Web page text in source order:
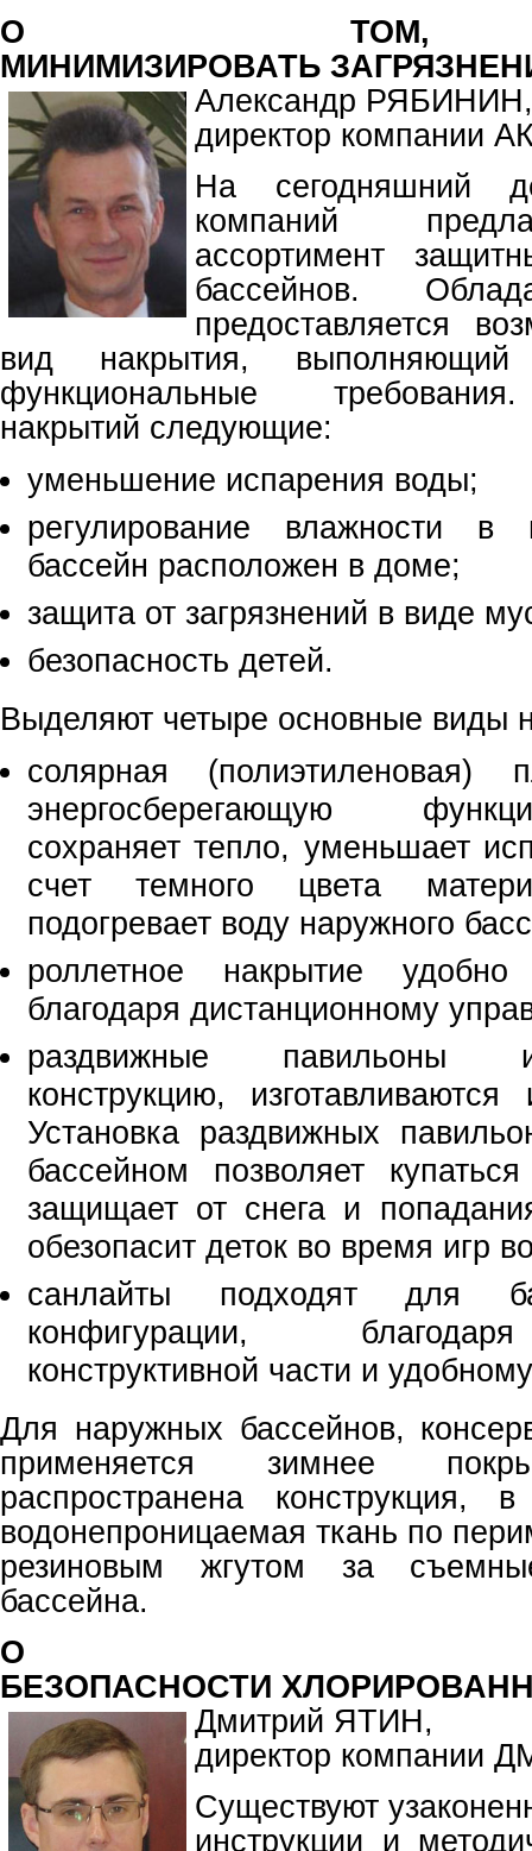
О ТОМ,
МИНИМИЗИРОВАТЬ
Александр РЯБИНИН,
директор
На сегодняшний
компаний
ассортимент
бассейнов.
предоставляется
вид накрытия, выполняющий
функциональные
накрытий следующие:
уменьшение испарения воды;
регулирование влажности
бассейн расположен в доме;
защита от загрязнений в виде
безопасность детей.
Выделяют четыре основные виды
солярная (полиэтиленовая)
энергосберегающую
сохраняет тепло, уменьшает
счет темного цвета
подогревает воду наружного
роллетное накрытие
благодаря дистанционному
раздвижные павильоны
конструкцию, изготавливаются
Установка раздвижных
бассейном позволяет
защищает от снега и
обезопасит деток во время игр
санлайты подходят для
конфигурации,
конструктивной части и
Для наружных бассейнов,
применяется зимнее
распространена конструкция,
водонепроницаемая ткань по
резиновым жгутом за
бассейна.
О
БЕЗОПАСНОСТИ
Дмитрий ЯТИН,
директор компании
Существуют
инструкции и